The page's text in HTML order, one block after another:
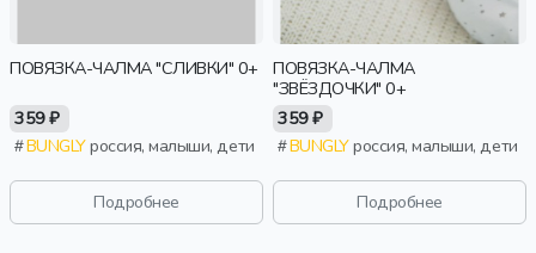
ПОВЯЗКА-ЧАЛМА "СЛИВКИ" 0+
359 ₽
BUNGLYроссия, малыши, дети
Подробнее
ПОВЯЗКА-ЧАЛМА
"ЗВЁЗДОЧКИ" 0+
359 ₽
BUNGLYроссия, малыши, дети
Подробнее